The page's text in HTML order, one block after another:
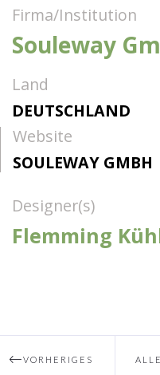
Firma/Institution
Souleway
Land
DEUTSCHLAND
Website
SOULEWAY GMBH
Designer(s)
Flemming
VORHERIGES